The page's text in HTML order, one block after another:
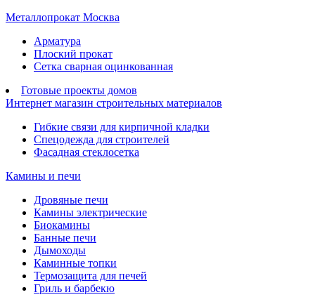
Металлопрокат Москва
Арматура
Плоский прокат
Сетка сварная оцинкованная
Готовые проекты домов
Интернет магазин строительных материалов
Гибкие связи для кирпичной кладки
Спецодежда для строителей
Фасадная стеклосетка
Камины и печи
Дровяные печи
Камины электрические
Биокамины
Банные печи
Дымоходы
Каминные топки
Термозащита для печей
Гриль и барбекю